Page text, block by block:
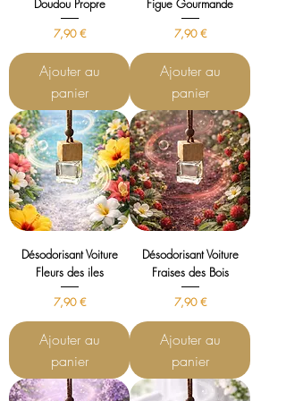
Doudou Propre
Prix
7,90 €
Ajouter au
panier
Figue Gourmande
Prix
7,90 €
Ajouter au
panier
Désodorisant Voiture
Fleurs des iles
Prix
7,90 €
Ajouter au
panier
Désodorisant Voiture
Fraises des Bois
Prix
7,90 €
Ajouter au
panier